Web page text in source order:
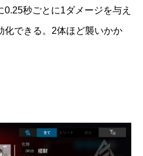
秒ごとに1ダメージを与え
化できる。2体ほど襲いかか